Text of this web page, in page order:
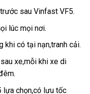
sau Vinfast VF5.
lúc mọi nơi.
khi có tại nạn,tranh cải.
xe,mỗi khi xe di
lựa chọn,có lưu tốc